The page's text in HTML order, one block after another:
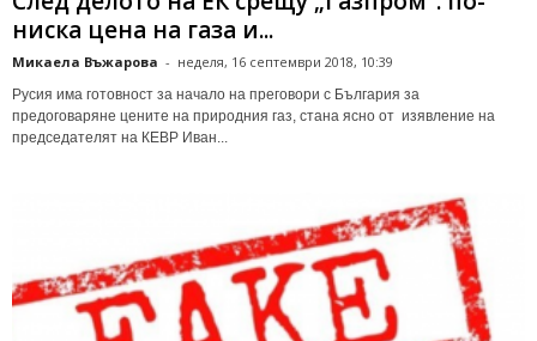
ниска цена на газа и...
Микаела Въжарова - неделя, 16 септември 2018, 10:39
Русия има готовност за начало на преговори с България за
предоговаряне цените на природния газ, стана ясно от изявление на
председателят на КЕВР Иван...